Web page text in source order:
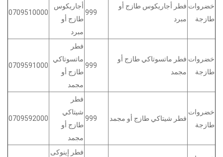
0709510000
أجاريكوس
طازج أو
مبرد
999
فطر أجاريكوس طازج أو
مبرد
خضروات
طازجة
0709591000
فطر
ماتسوتاكي
طازج أو
مجمد
999
فطر ماتسوتاكي طازج أو
مجمد
خضروات
طازجة
0709592000
فطر
شيتاكي
طازج أو
مجمد
999 فطر شيتاكي طازج أو مجمد
خضروات
طازجة
فطر إينوكى